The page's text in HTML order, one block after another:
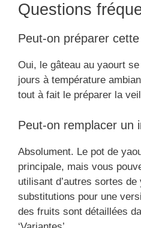
Questions
Peut-on préparer
Oui, le gâteau au yaourt
jours à température
tout à fait le préparer la
Peut-on remplacer un
Absolument. Le pot de
principale, mais vous
utilisant d’autres sortes de
substitutions pour une
des fruits sont détaillées